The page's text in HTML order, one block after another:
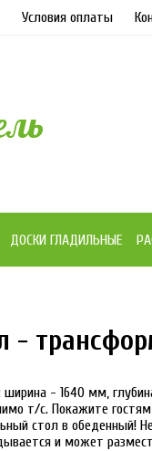
Условия оплаты
ДОСКИ ГЛАДИЛЬНЫЕ
-
ширина - 1640 мм,
т/с. Покажите
стол в обеденный!
и может